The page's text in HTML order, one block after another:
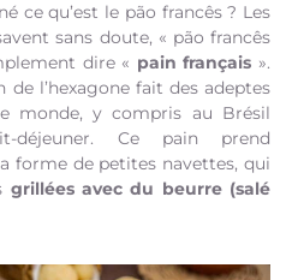
ce qu’est le pão francês ? Les
sans doute, « pão francês
dire « pain français ».
de l’hexagone fait des adeptes
monde, y compris au Brésil
déjeuner. Ce pain prend
forme de petites navettes, qui
grillées avec du beurre (salé